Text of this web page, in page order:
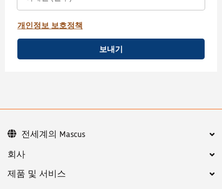
개인정보 보호정책
보내기
회사
제품 및 서비스
전세계의 Mascus